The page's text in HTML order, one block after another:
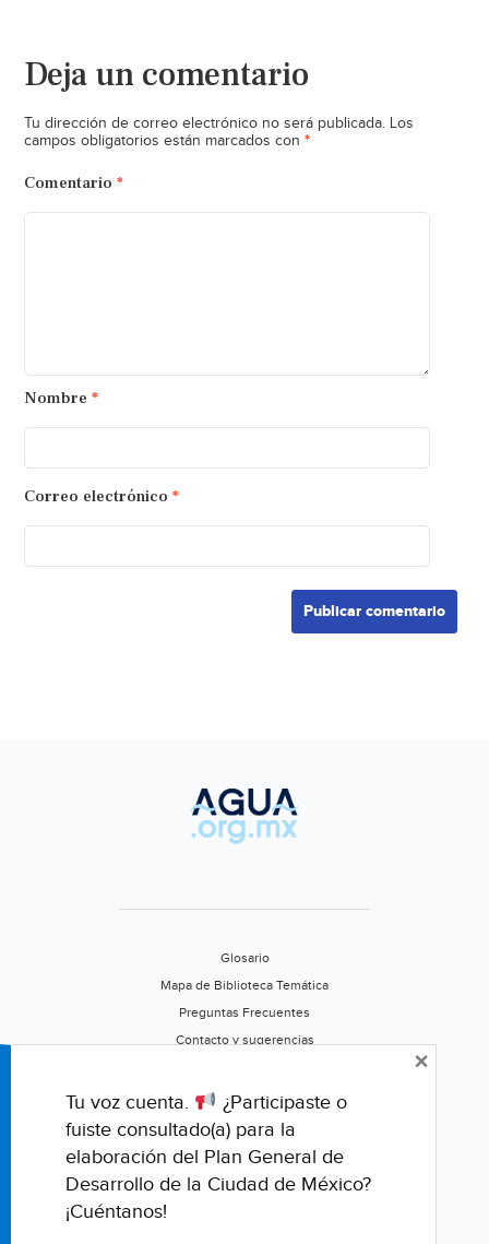
Deja un comentario
Tu dirección de correo electrónico no será publicada. Los
campos obligatorios están marcados con *
Comentario *
Nombre *
Correo electrónico *
Glosario
Mapa de Biblioteca Temática
Preguntas Frecuentes
Contacto y sugerencias
Califica este portal
Tu voz cuenta.
¿Participaste o
fuiste consultado(a) para la
elaboración del Plan General de
Desarrollo de la Ciudad de México?
¡Cuéntanos!
×